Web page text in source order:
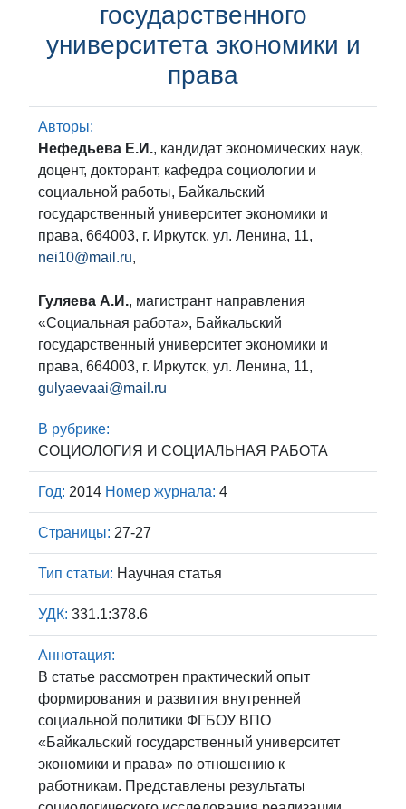
государственного
университета экономики и
права
Авторы:
Нефедьева Е.И., кандидат экономических наук,
доцент, докторант, кафедра социологии и
социальной работы, Байкальский
государственный университет экономики и
права, 664003, г. Иркутск, ул. Ленина, 11,
nei10@mail.ru,
Гуляева А.И., магистрант направления
«Социальная работа», Байкальский
государственный университет экономики и
права, 664003, г. Иркутск, ул. Ленина, 11,
gulyaevaai@mail.ru
В рубрике:
СОЦИОЛОГИЯ И СОЦИАЛЬНАЯ РАБОТА
Год: 2014 Номер журнала: 4
Страницы: 27-27
Тип статьи: Научная статья
УДК: 331.1:378.6
Аннотация:
В статье рассмотрен практический опыт
формирования и развития внутренней
социальной политики ФГБОУ ВПО
«Байкальский государственный университет
экономики и права» по отношению к
работникам. Представлены результаты